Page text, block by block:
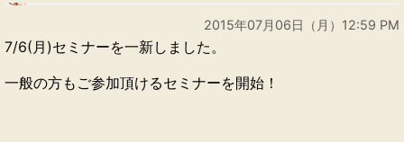
2015年07月06日（月）12:59 PM
7/6(月)セミナーを一新しました。
一般の方もご参加頂けるセミナーを開始！